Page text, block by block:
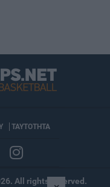
ΤΑΥΤΟΤΗΤΑ
All rights reserved.